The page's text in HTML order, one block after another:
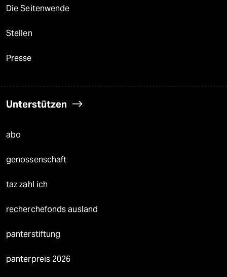
Die Seitenwende
Stellen
Presse
Unterstützen
abo
genossenschaft
taz zahl ich
recherchefonds ausland
panterstiftung
panterpreis 2026